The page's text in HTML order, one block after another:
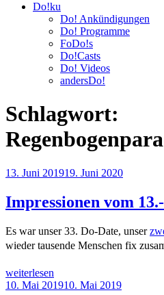
Do!ku
Do! Ankündigungen
Do! Programme
FoDo!s
Do!Casts
Do! Videos
andersDo!
Schlagwort:
Veröffentlicht
13. Juni 201919. Juni 2020
Impressionen vom
Es war unser 33. Do-Date, unser
wieder tausende Menschen fix
„Impressionen
vom
weiterlesen
Veröffentlicht
10. Mai 201910. Mai 2019